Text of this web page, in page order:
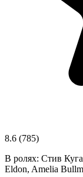
8.6 (785)
В ролях: Стив
Eldon, Amelia